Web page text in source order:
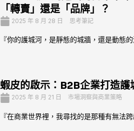
「轉賣」還是「品牌」？
2025 年 8 月 28 日 思考筆記
『你的護城河，是靜態的城牆，還是動態
蝦皮的啟示：B2B企業打造護
2025 年 8 月 21 日 市場洞察與商業策略
『在商業世界裡，我尋找的是那種有無法